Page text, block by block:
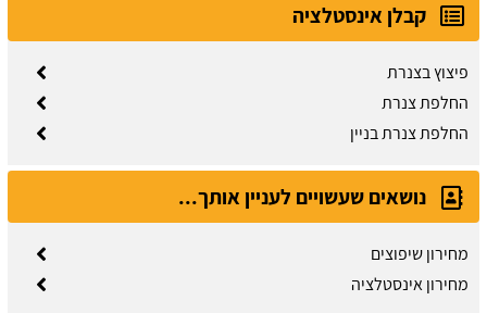
קבלן אינסטלציה
פיצוץ בצנרת
החלפת צנרת
החלפת צנרת בניין
נושאים שעשויים לעניין אותך...
מחירון שיפוצים
מחירון אינסטלציה